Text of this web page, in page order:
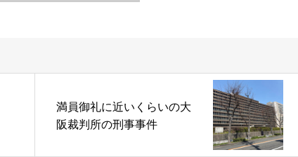
満員御礼に近いくらいの大
阪裁判所の刑事事件